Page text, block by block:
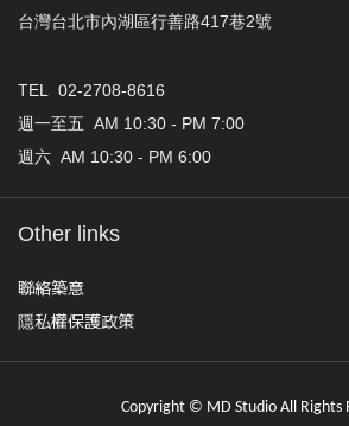
台灣台北市內湖區行善路417巷2號
TEL 02-2708-8616
週一至五 AM 10:30 - PM 7:00
週六 AM 10:30 - PM 6:00
Other links
聯絡築意
隱私權保護政策
Copyright © MD Studio All Rights